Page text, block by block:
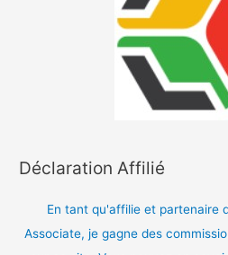
Déclaration Affilié
En tant qu'affilie et partenaire
Associate, je gagne des